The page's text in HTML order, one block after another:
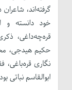
گرفته‌اند،
خود دانسته و
قره‌چه‌داغی،
حکیم هیدجی،
نگاری قره‌باغی،
ابوالقاسم نباتی